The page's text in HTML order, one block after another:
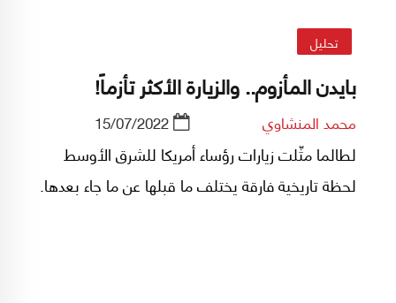
تحليل
بايدن المأزوم.. والزيارة الأكثر تأزماً!
محمد المنشاوي 15/07/2022
لطالما مثّلت زيارات رؤساء أمريكا للشرق الأوسط
لحظة تاريخية فارقة يختلف ما قبلها عن ما جاء بعدها.